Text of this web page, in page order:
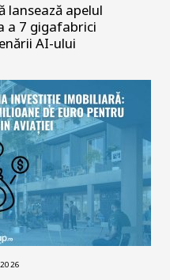
lansează apelul
a 7 gigafabrici
AI-ului